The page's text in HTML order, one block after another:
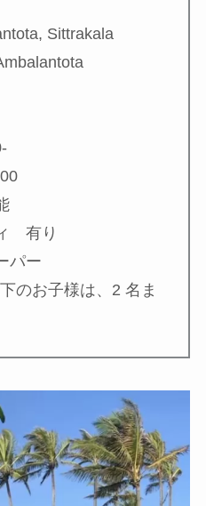
Sittrakala
有り
パー
のお子様は、2 名ま